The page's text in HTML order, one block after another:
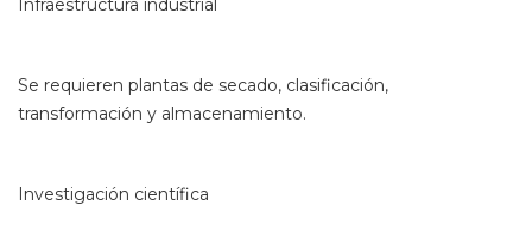
Infraestructura industrial
Se requieren plantas de secado, clasificación,
transformación y almacenamiento.
Investigación científica